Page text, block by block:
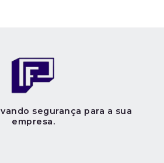
segurança para a sua
empresa.